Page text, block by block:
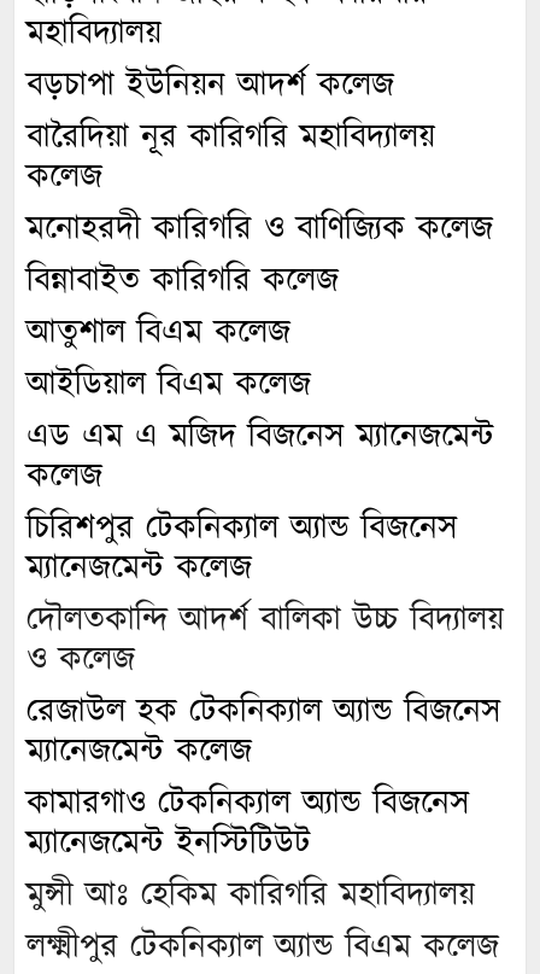
মহাবিদ্যালয়
বড়চাপা ইউনিয়ন আদর্শ কলেজ
বারৈদিয়া নূর কারিগরি মহাবিদ্যালয়
কলেজ
মনোহরদী কারিগরি ও বাণিজ্যিক কলেজ
বিন্নাবাইত কারিগরি কলেজ
আতুশাল বিএম কলেজ
আইডিয়াল বিএম কলেজ
এড এম এ মজিদ বিজনেস ম্যানেজমেন্ট
কলেজ
চিরিশপুর টেকনিক্যাল অ্যান্ড বিজনেস
ম্যানেজমেন্ট কলেজ
দৌলতকান্দি আদর্শ বালিকা উচ্চ বিদ্যালয়
ও কলেজ
রেজাউল হক টেকনিক্যাল অ্যান্ড বিজনেস
ম্যানেজমেন্ট কলেজ
কামারগাও টেকনিক্যাল অ্যান্ড বিজনেস
ম্যানেজমেন্ট ইনস্টিটিউট
মুন্সী আঃ হেকিম কারিগরি মহাবিদ্যালয়
লক্ষ্মীপুর টেকনিক্যাল অ্যান্ড বিএম কলেজ